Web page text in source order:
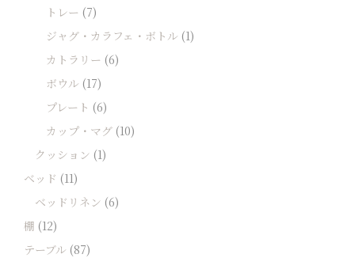
トレー (7)
ジャグ・カラフェ・ボトル (1)
カトラリー (6)
ボウル (17)
プレート (6)
カップ・マグ (10)
クッション (1)
ベッド (11)
ベッドリネン (6)
棚 (12)
テーブル (87)